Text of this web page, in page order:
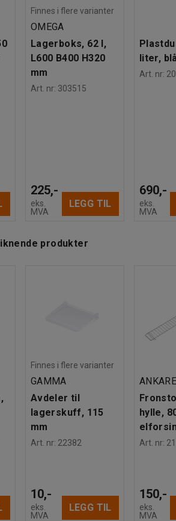
Finnes i flere varianter
OMEGA
Lagerboks, 62 l,
L600 B400 H320
mm
Art. nr: 303515
225,-
eks.
MVA
LEGG TIL
liter,
Art. nr:
690,-
eks.
MVA
produkter
Finnes i flere varianter
GAMMA
Avdeler til
lagerskuff, 115
mm
Art. nr: 22382
10,-
eks.
MVA
LEGG TIL
hylle,
Art. nr:
150,-
eks.
MVA